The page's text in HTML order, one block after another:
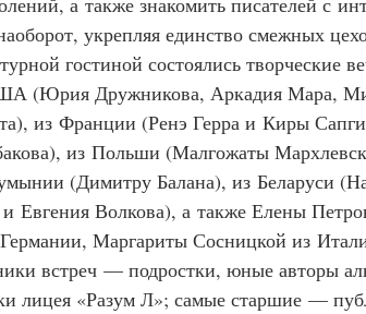
укрепляя единство смежных
гостиной состоялись творческие
(Юрия Дружникова, Аркадия Мара,
из Франции (Ренэ Герра и Киры
из Польши (Малгожаты
(Димитру Балана), из Беларуси
Евгения Волкова), а также Елены
Маргариты Сосницкой из
— подростки, юные авторы
лицея «Разум Л»; самые старшие —